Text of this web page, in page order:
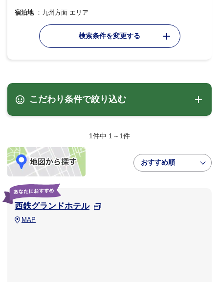
宿泊地 九州方面 エリア
検索条件を変更する
こだわり条件で絞り込む
1件中 1～1件
おすすめ順
西鉄グランドホテル
MAP